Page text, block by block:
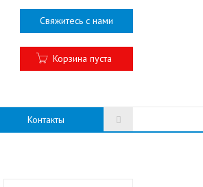
Свяжитесь с нами
Корзина пуста
Контакты